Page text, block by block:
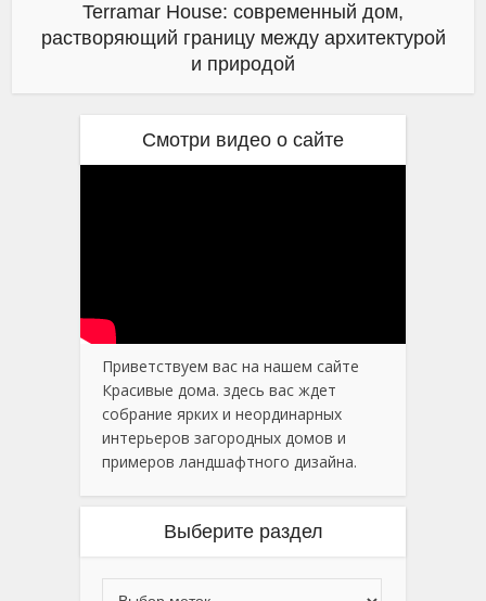
Terramar House: современный дом,
растворяющий границу между архитектурой
и природой
Смотри видео о сайте
Приветствуем вас на нашем сайте
Красивые дома. здесь вас ждет
собрание ярких и неординарных
интерьеров загородных домов и
примеров ландшафтного дизайна.
Выберите раздел